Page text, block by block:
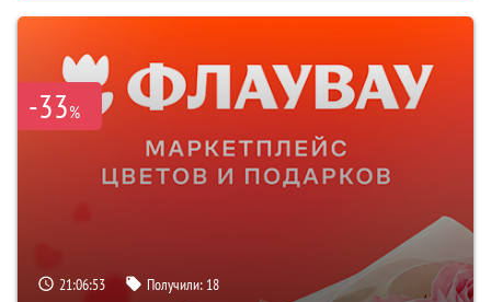
-33%
21:06:52 Получили: 18